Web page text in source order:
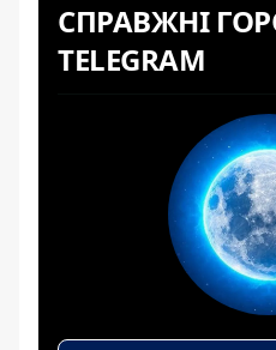
СПРАВЖНІ
TELEGRAM